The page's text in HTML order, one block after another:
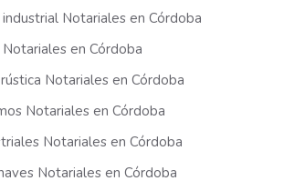
Notariales en Córdoba
en Córdoba
Notariales en Córdoba
Notariales en Córdoba
Notariales en Córdoba
Notariales en Córdoba